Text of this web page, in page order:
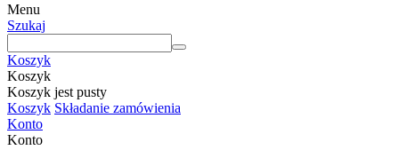
Menu
Szukaj
Koszyk
Koszyk
Koszyk jest pusty
Koszyk Składanie zamówienia
Konto
Konto